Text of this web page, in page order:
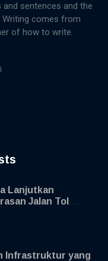
sentences and the
comes from
of how to write.
Lanjutkan
Jalan Tol
Infrastruktur yang